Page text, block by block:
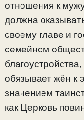
отношения к
должна
своему главе и
семейном
обязывает жён к
значением
как Церковь